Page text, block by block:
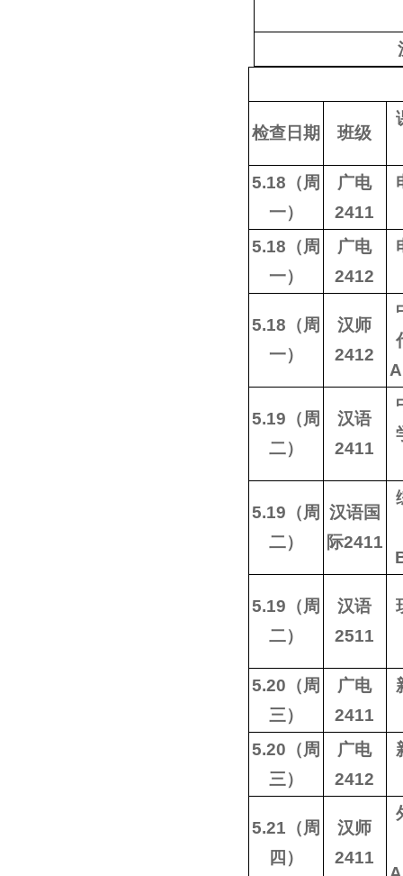
检查日期 班级
5.18（周
一）
广电
2411
5.18（周
一）
广电
2412
5.18（周
一）
汉师
2412
5.19（周
二）
汉语
2411
5.19（周
二）
汉语国
际2411
5.19（周
二）
汉语
2511
5.20（周
三）
广电
2411
5.20（周
三）
广电
2412
5.21（周
四）
汉师
2411